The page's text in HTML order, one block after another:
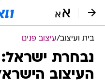
בית ועיצוב/עיצוב פנים
נבחרת
העיצוב